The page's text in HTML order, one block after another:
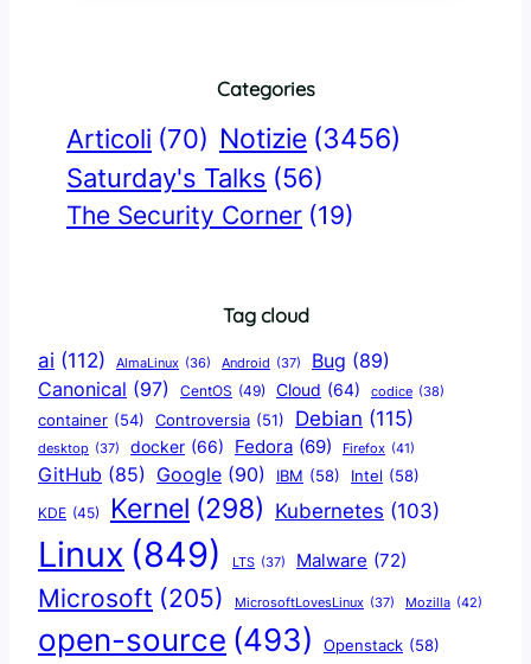
Categories
Articoli (70) Notizie (3456)
Saturday's Talks (56)
The Security Corner (19)
Tag cloud
ai (112) AlmaLinux (36) Android (37) Bug (89)
Canonical (97) CentOS (49) Cloud (64) codice (38)
container (54) Controversia (51) Debian (115)
desktop (37) docker (66) Fedora (69) Firefox (41)
GitHub (85) Google (90) IBM (58) Intel (58)
KDE (45) Kernel (298) Kubernetes (103)
Linux (849) LTS (37) Malware (72)
Microsoft (205) MicrosoftLovesLinux (37) Mozilla (42)
open-source (493) Openstack (58)